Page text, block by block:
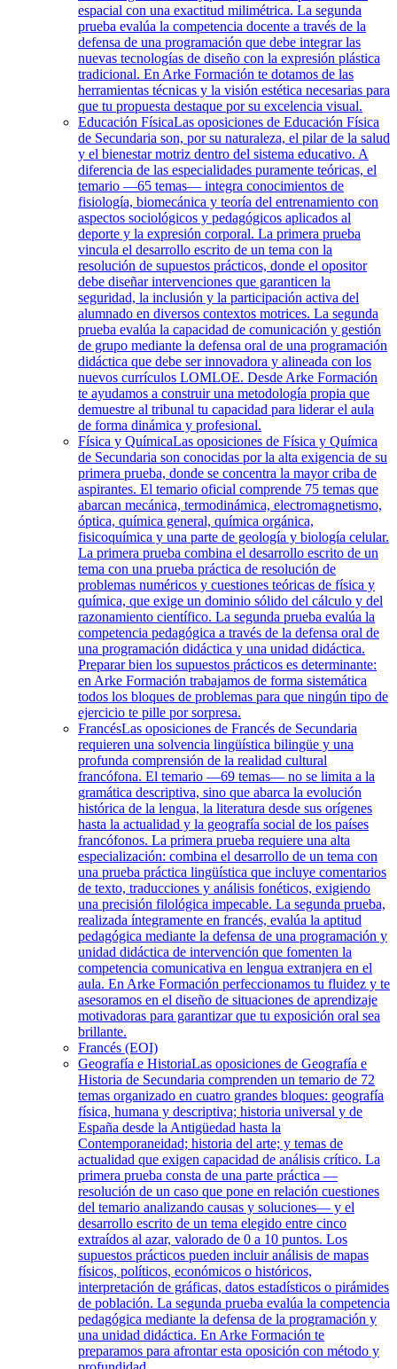
espacial con una exactitud milimétrica. La segunda
prueba evalúa la competencia docente a través de la
defensa de una programación que debe integrar las
nuevas tecnologías de diseño con la expresión plástica
tradicional. En Arke Formación te dotamos de las
herramientas técnicas y la visión estética necesarias para
que tu propuesta destaque por su excelencia visual.
Educación FísicaLas oposiciones de Educación Física
de Secundaria son, por su naturaleza, el pilar de la salud
y el bienestar motriz dentro del sistema educativo. A
diferencia de las especialidades puramente teóricas, el
temario —65 temas— integra conocimientos de
fisiología, biomecánica y teoría del entrenamiento con
aspectos sociológicos y pedagógicos aplicados al
deporte y la expresión corporal. La primera prueba
vincula el desarrollo escrito de un tema con la
resolución de supuestos prácticos, donde el opositor
debe diseñar intervenciones que garanticen la
seguridad, la inclusión y la participación activa del
alumnado en diversos contextos motrices. La segunda
prueba evalúa la capacidad de comunicación y gestión
de grupo mediante la defensa oral de una programación
didáctica que debe ser innovadora y alineada con los
nuevos currículos LOMLOE. Desde Arke Formación
te ayudamos a construir una metodología propia que
demuestre al tribunal tu capacidad para liderar el aula
de forma dinámica y profesional.
Física y QuímicaLas oposiciones de Física y Química
de Secundaria son conocidas por la alta exigencia de su
primera prueba, donde se concentra la mayor criba de
aspirantes. El temario oficial comprende 75 temas que
abarcan mecánica, termodinámica, electromagnetismo,
óptica, química general, química orgánica,
fisicoquímica y una parte de geología y biología celular.
La primera prueba combina el desarrollo escrito de un
tema con una prueba práctica de resolución de
problemas numéricos y cuestiones teóricas de física y
química, que exige un dominio sólido del cálculo y del
razonamiento científico. La segunda prueba evalúa la
competencia pedagógica a través de la defensa oral de
una programación didáctica y una unidad didáctica.
Preparar bien los supuestos prácticos es determinante:
en Arke Formación trabajamos de forma sistemática
todos los bloques de problemas para que ningún tipo de
ejercicio te pille por sorpresa.
FrancésLas oposiciones de Francés de Secundaria
requieren una solvencia lingüística bilingüe y una
profunda comprensión de la realidad cultural
francófona. El temario —69 temas— no se limita a la
gramática descriptiva, sino que abarca la evolución
histórica de la lengua, la literatura desde sus orígenes
hasta la actualidad y la geografía social de los países
francófonos. La primera prueba requiere una alta
especialización: combina el desarrollo de un tema con
una prueba práctica lingüística que incluye comentarios
de texto, traducciones y análisis fonéticos, exigiendo
una precisión filológica impecable. La segunda prueba,
realizada íntegramente en francés, evalúa la aptitud
pedagógica mediante la defensa de una programación y
unidad didáctica de intervención que fomenten la
competencia comunicativa en lengua extranjera en el
aula. En Arke Formación perfeccionamos tu fluidez y te
asesoramos en el diseño de situaciones de aprendizaje
motivadoras para garantizar que tu exposición oral sea
brillante.
Francés (EOI)
Geografía e HistoriaLas oposiciones de Geografía e
Historia de Secundaria comprenden un temario de 72
temas organizado en cuatro grandes bloques: geografía
física, humana y descriptiva; historia universal y de
España desde la Antigüedad hasta la
Contemporaneidad; historia del arte; y temas de
actualidad que exigen capacidad de análisis crítico. La
primera prueba consta de una parte práctica —
resolución de un caso que pone en relación cuestiones
del temario analizando causas y soluciones— y el
desarrollo escrito de un tema elegido entre cinco
extraídos al azar, valorado de 0 a 10 puntos. Los
supuestos prácticos pueden incluir análisis de mapas
físicos, políticos, económicos o históricos,
interpretación de gráficas, datos estadísticos o pirámides
de población. La segunda prueba evalúa la competencia
pedagógica mediante la defensa de la programación y
una unidad didáctica. En Arke Formación te
preparamos para afrontar esta oposición con método y